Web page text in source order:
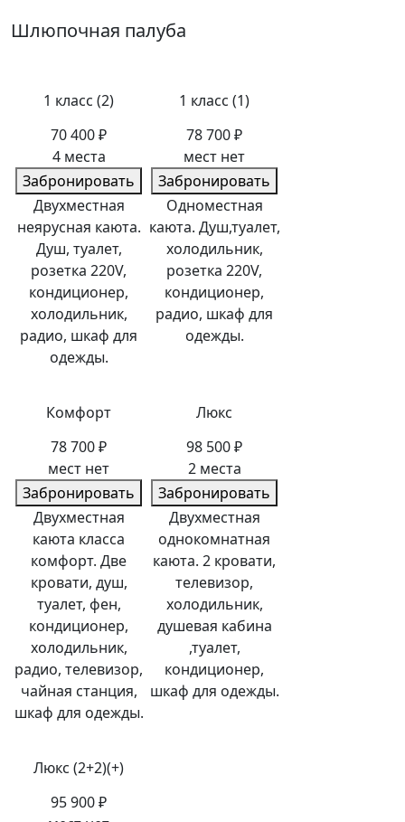
Шлюпочная палуба
1 класс (2)
70 400 ₽
4 места
Забронировать
Двухместная
неярусная каюта.
Душ, туалет,
розетка 220V,
кондиционер,
холодильник,
радио, шкаф для
одежды.
1 класс (1)
78 700 ₽
мест нет
Забронировать
Одноместная
каюта. Душ,туалет,
холодильник,
розетка 220V,
кондиционер,
радио, шкаф для
одежды.
Комфорт
78 700 ₽
мест нет
Забронировать
Двухместная
каюта класса
комфорт. Две
кровати, душ,
туалет, фен,
кондиционер,
холодильник,
радио, телевизор,
чайная станция,
шкаф для одежды.
Люкс
98 500 ₽
2 места
Забронировать
Двухместная
однокомнатная
каюта. 2 кровати,
телевизор,
холодильник,
душевая кабина
,туалет,
кондиционер,
шкаф для одежды.
Люкс (2+2)(+)
95 900 ₽